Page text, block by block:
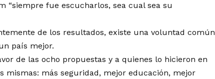
“siempre fue escucharlos, sea cual sea su
de los resultados, existe una voluntad común
país mejor.
de las ocho propuestas y a quienes lo hicieron en
mismas: más seguridad, mejor educación, mejor